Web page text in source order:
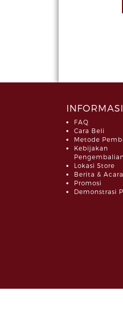
INFORMASI
FAQ
Cara Beli
Metode
Kebijakan
Lokasi Store
Berita & Acara
Promosi
Demonstrasi